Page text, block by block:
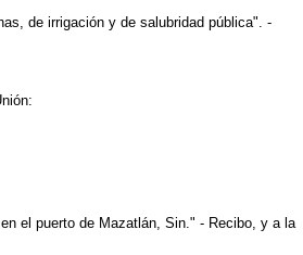
de irrigación y de salubridad pública". -
el puerto de Mazatlán, Sin." - Recibo, y a la